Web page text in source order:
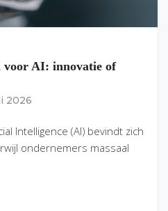
voor AI: innovatie of
2026
Intelligence (AI) bevindt zich
ondernemers massaal